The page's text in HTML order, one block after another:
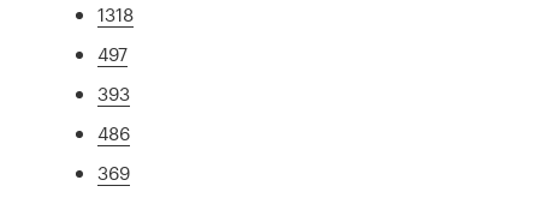
1318
497
393
486
369